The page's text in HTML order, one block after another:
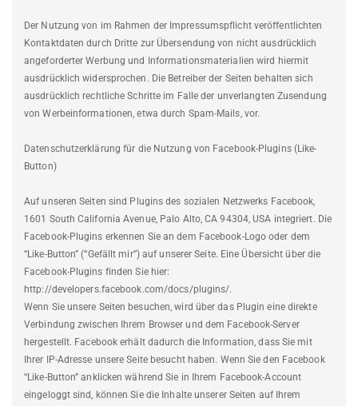
Der Nutzung von im Rahmen der Impressumspflicht veröffentlichten
Kontaktdaten durch Dritte zur Übersendung von nicht ausdrücklich
angeforderter Werbung und Informationsmaterialien wird hiermit
ausdrücklich widersprochen. Die Betreiber der Seiten behalten sich
ausdrücklich rechtliche Schritte im Falle der unverlangten Zusendung
von Werbeinformationen, etwa durch Spam-Mails, vor.
Datenschutzerklärung für die Nutzung von Facebook-Plugins (Like-
Button)
Auf unseren Seiten sind Plugins des sozialen Netzwerks Facebook,
1601 South California Avenue, Palo Alto, CA 94304, USA integriert. Die
Facebook-Plugins erkennen Sie an dem Facebook-Logo oder dem
“Like-Button” (“Gefällt mir”) auf unserer Seite. Eine Übersicht über die
Facebook-Plugins finden Sie hier:
http://developers.facebook.com/docs/plugins/.
Wenn Sie unsere Seiten besuchen, wird über das Plugin eine direkte
Verbindung zwischen Ihrem Browser und dem Facebook-Server
hergestellt. Facebook erhält dadurch die Information, dass Sie mit
Ihrer IP-Adresse unsere Seite besucht haben. Wenn Sie den Facebook
“Like-Button” anklicken während Sie in Ihrem Facebook-Account
eingeloggt sind, können Sie die Inhalte unserer Seiten auf Ihrem